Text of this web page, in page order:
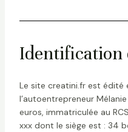
Identification
Le site creatini.fr est édité
l’autoentrepreneur
euros, immatriculée au
xxx dont le siège est : 34